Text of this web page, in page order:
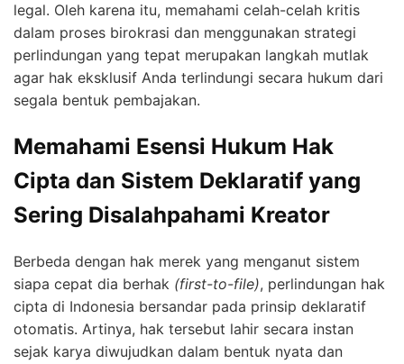
legal. Oleh karena itu, memahami celah-celah kritis
dalam proses birokrasi dan menggunakan strategi
perlindungan yang tepat merupakan langkah mutlak
agar hak eksklusif Anda terlindungi secara hukum dari
segala bentuk pembajakan.
Memahami Esensi Hukum Hak
Cipta dan Sistem Deklaratif yang
Sering Disalahpahami Kreator
Berbeda dengan hak merek yang menganut sistem
siapa cepat dia berhak (first-to-file), perlindungan hak
cipta di Indonesia bersandar pada prinsip deklaratif
otomatis. Artinya, hak tersebut lahir secara instan
sejak karya diwujudkan dalam bentuk nyata dan